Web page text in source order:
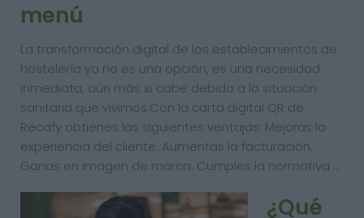
menú
La transformación digital de los establecimientos de
hostelería ya no es una opción, es una necesidad
inmediata, aún más si cabe debido a la situación
sanitaria que vivimos.Con la carta digital QR de
Recafy obtienes las siguientes ventajas: Mejoras la
experiencia del cliente. Aumentas la facturación.
Ganas en imagen de marca. Cumples la normativa …
¿Qué